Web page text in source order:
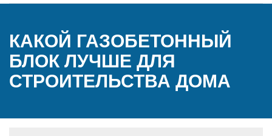
КАКОЙ ГАЗОБЕТОННЫЙ
БЛОК ЛУЧШЕ ДЛЯ
СТРОИТЕЛЬСТВА ДОМА